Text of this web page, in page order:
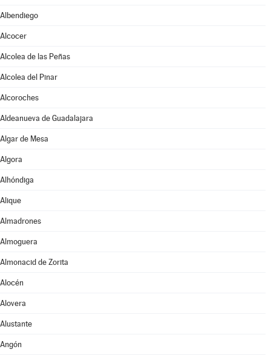
Albendiego
Alcocer
Alcolea de las Peñas
Alcolea del Pinar
Alcoroches
Aldeanueva de Guadalajara
Algar de Mesa
Algora
Alhóndiga
Alique
Almadrones
Almoguera
Almonacid de Zorita
Alocén
Alovera
Alustante
Angón